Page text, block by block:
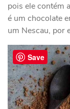
pois ele contém
é um chocolate
um Nescau, por
Save